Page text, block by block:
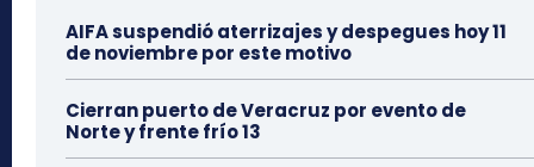
AIFA suspendió aterrizajes y despegues hoy 11
de noviembre por este motivo
Cierran puerto de Veracruz por evento de
Norte y frente frío 13